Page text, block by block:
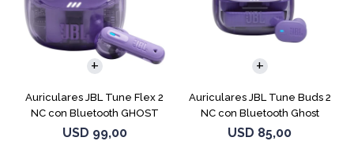
Auriculares JBL Tune Flex 2
NC con Bluetooth GHOST
EDITION
USD 99,00
Auriculares JBL Tune Buds 2
NC con Bluetooth Ghost
USD 85,00